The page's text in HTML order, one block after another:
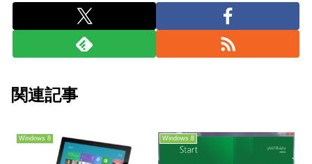
関連記事
Windows 8 Windows 8